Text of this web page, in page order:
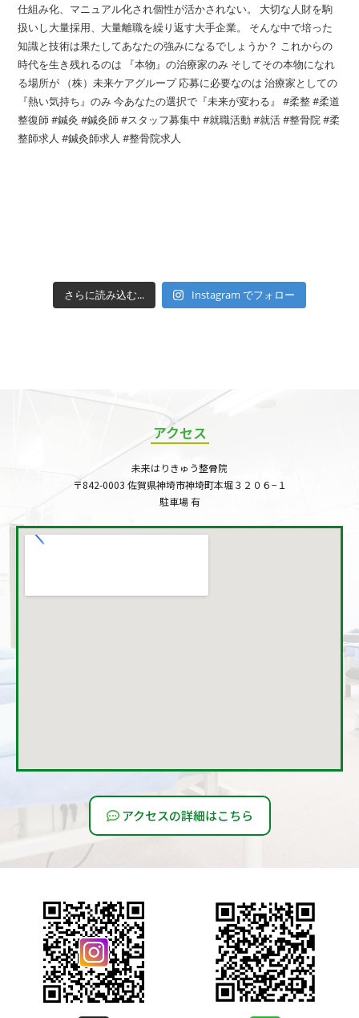
さらに読み込む... Instagram でフォロー
アクセス
未来はりきゅう整骨院
〒842-0003 佐賀県神埼市神埼町本堀３２０６−１
駐車場 有
アクセスの詳細はこちら